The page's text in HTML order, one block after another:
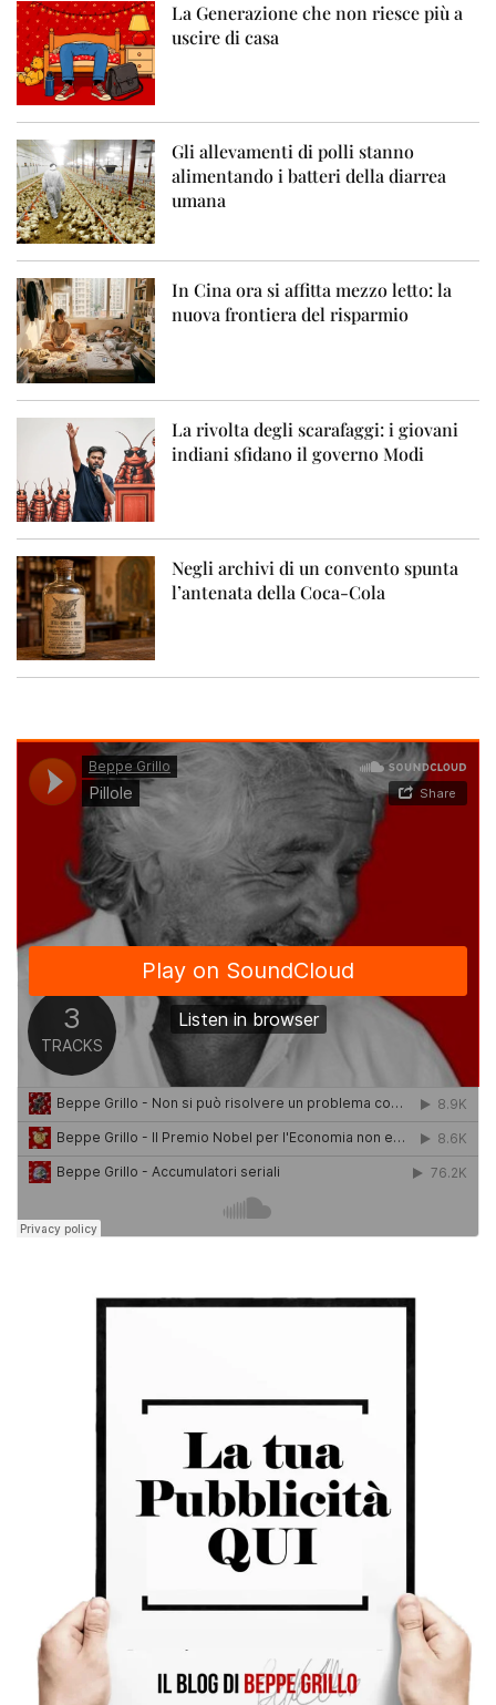
La Generazione che non riesce più a
uscire di casa
Gli allevamenti di polli stanno
alimentando i batteri della diarrea
umana
In Cina ora si affitta mezzo letto: la
nuova frontiera del risparmio
La rivolta degli scarafaggi: i giovani
indiani sfidano il governo Modi
Negli archivi di un convento spunta
l’antenata della Coca-Cola